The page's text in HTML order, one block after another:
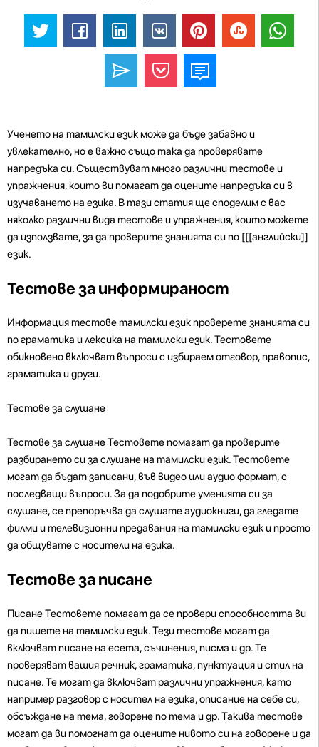
Ученето на тамилски език може да бъде забавно и
увлекателно, но е важно също така да проверявате
напредъка си. Съществуват много различни тестове и
упражнения, които ви помагат да оцените напредъка си в
изучаването на езика. В тази статия ще споделим с вас
няколко различни вида тестове и упражнения, които можете
да използвате, за да проверите знанията си по [[[английски]]
език.
Тестове за информираност
Информация тестове тамилски език проверете знанията си
по граматика и лексика на тамилски език. Тестовете
обикновено включват въпроси с избираем отговор, правопис,
граматика и други.
Тестове за слушане
Тестове за слушане Тестовете помагат да проверите
разбирането си за слушане на тамилски език. Тестовете
могат да бъдат записани, във видео или аудио формат, с
последващи въпроси. За да подобрите уменията си за
слушане, се препоръчва да слушате аудиокниги, да гледате
филми и телевизионни предавания на тамилски език и просто
да общувате с носители на езика.
Тестове за писане
Писане Тестовете помагат да се провери способността ви
да пишете на тамилски език. Тези тестове могат да
включват писане на есета, съчинения, писма и др. Те
проверяват вашия речник, граматика, пунктуация и стил на
писане. Те могат да включват различни упражнения, като
например разговор с носител на езика, описание на себе си,
обсъждане на тема, говорене по тема и др. Такива тестове
могат да ви помогнат да оцените нивото си на говорене и да